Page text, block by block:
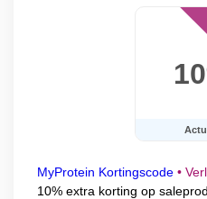
MyProtein Kortingscode •
10% extra korting op